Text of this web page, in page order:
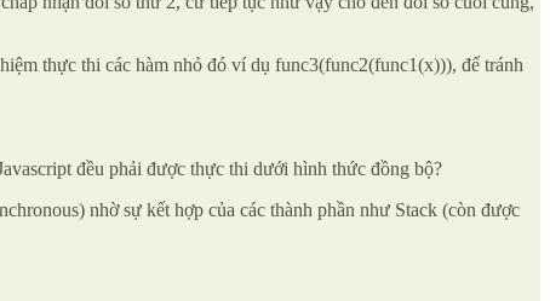
thực thi các hàm nhỏ đó ví dụ func3(func2(func1(x))), để tránh
đều phải được thực thi dưới hình thức đồng bộ?
nhờ sự kết hợp của các thành phần như Stack (còn được